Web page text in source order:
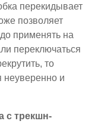
перекидывает
позволяет
применять на
переключаться
то
неуверенно и
с трекшн-